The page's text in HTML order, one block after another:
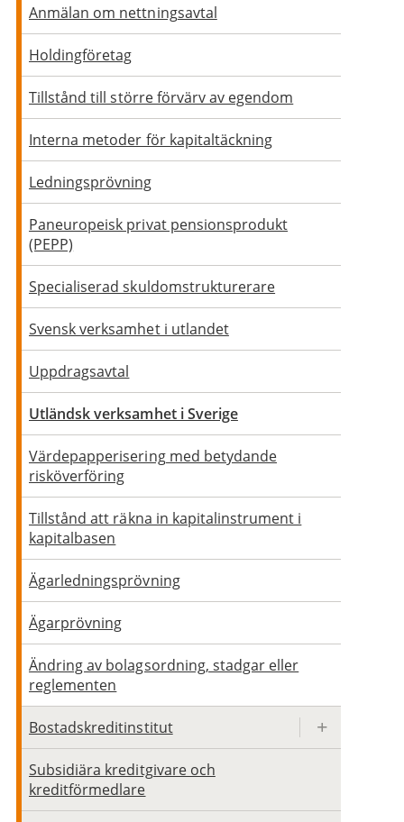
Anmälan om nettningsavtal
Holdingföretag
Tillstånd till större förvärv av egendom
Interna metoder för kapitaltäckning
Ledningsprövning
Paneuropeisk privat pensionsprodukt
(PEPP)
Specialiserad skuldomstrukturerare
Svensk verksamhet i utlandet
Uppdragsavtal
Utländsk verksamhet i Sverige
Värdepapperisering med betydande
risköverföring
Tillstånd att räkna in kapitalinstrument i
kapitalbasen
Ägarledningsprövning
Ägarprövning
Ändring av bolagsordning, stadgar eller
reglementen
Bostadskreditinstitut
Subsidiära kreditgivare och
kreditförmedlare